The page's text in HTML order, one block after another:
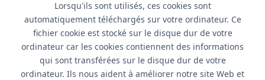
Lorsqu'ils sont utilisés, ces cookies sont
automatiquement téléchargés sur votre ordinateur. Ce
fichier cookie est stocké sur le disque dur de votre
ordinateur car les cookies contiennent des informations
qui sont transférées sur le disque dur de votre
ordinateur. Ils nous aident à améliorer notre site Web et